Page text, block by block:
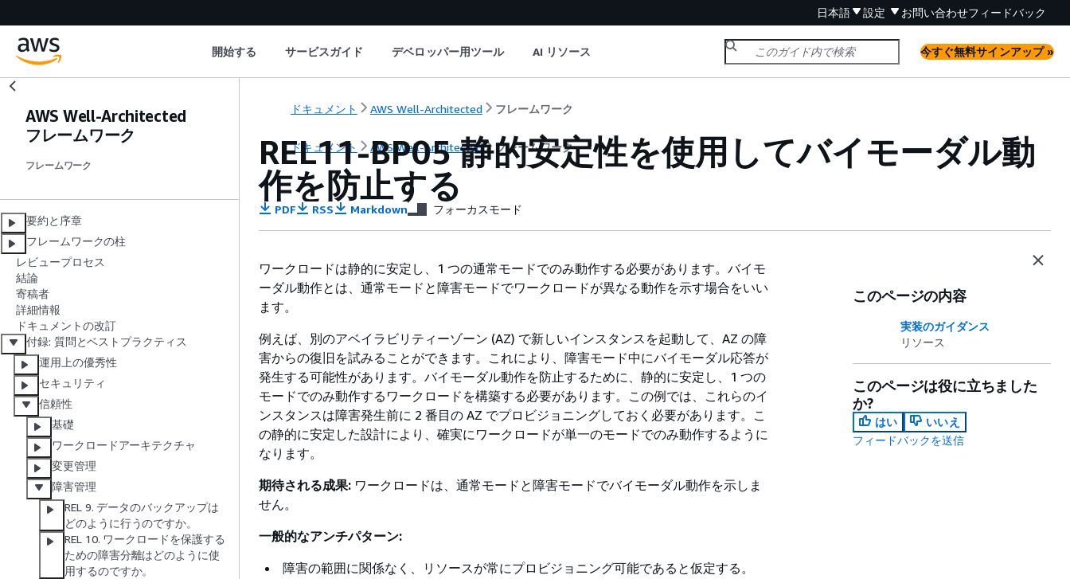
日本語 設定 お問い合わせフィードバック
開始する サービスガイド デベロッパー用ツール AI リソース 今すぐ無料サインアップ »
AWS Well-Architected
フレームワーク
フレームワーク
要約と序章
フレームワークの柱
レビュープロセス
結論
寄稿者
詳細情報
ドキュメントの改訂
付録: 質問とベストプラクティス
運用上の優秀性
セキュリティ
信頼性
基礎
ワークロードアーキテクチャ
変更管理
障害管理
REL 9. データのバックアップは
どのように行うのですか。
REL 10. ワークロードを保護する
ための障害分離はどのように使
用するのですか。
ドキュメント AWS Well-Architected フレームワーク
ドキュメント AWS Well-Architected フレームワーク
REL11-BP05 静的安定性を使用してバイモーダル動
作を防止する
PDF RSS Markdown フォーカスモード
ワークロードは静的に安定し、1 つの通常モードでのみ動作する必要があります。バイモ
ーダル動作とは、通常モードと障害モードでワークロードが異なる動作を示す場合をいい
ます。
例えば、別のアベイラビリティーゾーン (AZ) で新しいインスタンスを起動して、AZ の障
害からの復旧を試みることができます。これにより、障害モード中にバイモーダル応答が
発生する可能性があります。バイモーダル動作を防止するために、静的に安定し、1 つの
モードでのみ動作するワークロードを構築する必要があります。この例では、これらのイ
ンスタンスは障害発生前に 2 番目の AZ でプロビジョニングしておく必要があります。こ
の静的に安定した設計により、確実にワークロードが単一のモードでのみ動作するように
なります。
期待される成果: ワークロードは、通常モードと障害モードでバイモーダル動作を示しま
せん。
一般的なアンチパターン:
障害の範囲に関係なく、リソースが常にプロビジョニング可能であると仮定する。
このページの内容
実装のガイダンス
リソース
このページは役に立ちました
か?
はい
いいえ
フィードバックを送信